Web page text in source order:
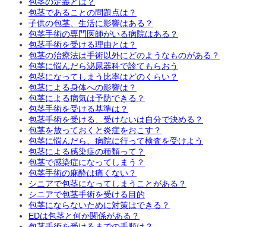
包茎の定義とは？
包茎であることの問題点は？
子供の包茎、生活に影響はある？
包茎手術の専門医師がいる病院はある？
包茎手術を受ける理由とは？
包茎の治療法は手術以外にどのようなものがある？
包茎に悩んだら泌尿器科で診てもらおう
包茎になってしまう比率はどのくらい？
包茎による身体への影響は？
包茎による病気は予防できる？
包茎手術を受ける基準は？
包茎手術を受ける、受けないは自分で決める？
包茎を放っておくと炎症をおこす？
包茎に悩んだら、病院に行って検査を受けよう
包茎による感染症の種類って？
包茎で感染症になってしまう？
包茎手術の麻酔は痛くない？
シニアで包茎になってしまうことがある？
シニアで包茎手術を受ける目的
包茎にならないために対策はできる？
EDは包茎と何か関係がある？